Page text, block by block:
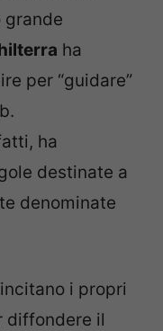
grande
ha
per “guidare”
ha
destinate a
denominate
incitano i propri
diffondere il